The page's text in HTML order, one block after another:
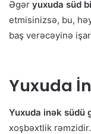
Əgər yuxuda süd
etmisinizsə, bu,
baş verəcəyinə
Yuxuda
Yuxuda inək südü
xoşbəxtlik